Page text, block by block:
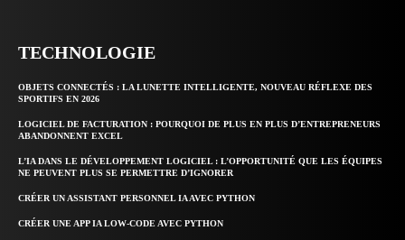
TECHNOLOGIE
OBJETS CONNECTÉS : LA LUNETTE INTELLIGENTE, NOUVEAU RÉFLEXE DES
SPORTIFS EN 2026
LOGICIEL DE FACTURATION : POURQUOI DE PLUS EN PLUS D’ENTREPRENEURS
ABANDONNENT EXCEL
L’IA DANS LE DÉVELOPPEMENT LOGICIEL : L’OPPORTUNITÉ QUE LES ÉQUIPES
NE PEUVENT PLUS SE PERMETTRE D’IGNORER
CRÉER UN ASSISTANT PERSONNEL IA AVEC PYTHON
CRÉER UNE APP IA LOW-CODE AVEC PYTHON